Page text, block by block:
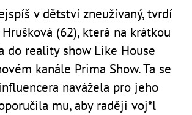
v dětství zneužívaný, tvrdí
Hrušková (62), která na krátkou
do reality show Like House
kanále Prima Show. Ta se
navážela pro jeho
mu, aby raději voj*l